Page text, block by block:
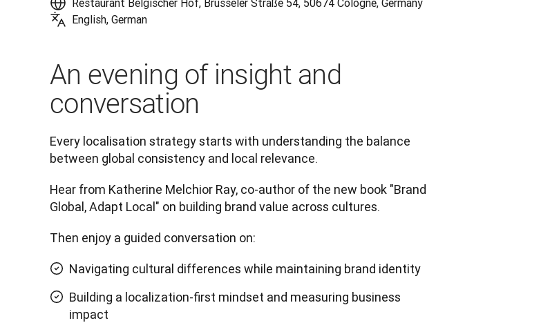
Restaurant Belgischer Hof, Brüsseler Straße 54, 50674 Cologne, Germany
English, German
An evening of insight and
conversation
Every localisation strategy starts with understanding the balance
between global consistency and local relevance.
Hear from Katherine Melchior Ray, co-author of the new book "Brand
Global, Adapt Local" on building brand value across cultures.
Then enjoy a guided conversation on:
Navigating cultural differences while maintaining brand identity
Building a localization-first mindset and measuring business
impact